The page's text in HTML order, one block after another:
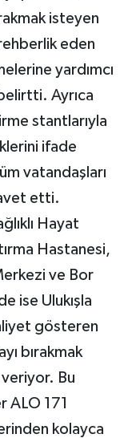
isteyen
eden
yardımcı
Ayrıca
stantlarıyla
ifade
vatandaşları
etti.
Hayat
Hastanesi,
ve Bor
ise Ulukışla
gösteren
bırakmak
Bu
ALO 171
kolayca